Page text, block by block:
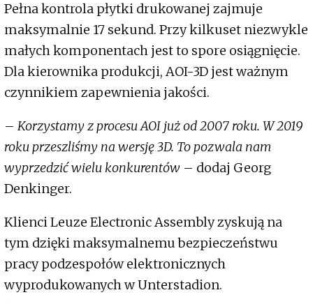
Pełna kontrola płytki drukowanej zajmuje
maksymalnie 17 sekund. Przy kilkuset niezwykle
małych komponentach jest to spore osiągnięcie.
Dla kierownika produkcji, AOI-3D jest ważnym
czynnikiem zapewnienia jakości.
– Korzystamy z procesu AOI już od 2007 roku. W 2019
roku przeszliśmy na wersję 3D. To pozwala nam
wyprzedzić wielu konkurentów – dodaj Georg
Denkinger.
Klienci Leuze Electronic Assembly zyskują na
tym dzięki maksymalnemu bezpieczeństwu
pracy podzespołów elektronicznych
wyprodukowanych w Unterstadion.